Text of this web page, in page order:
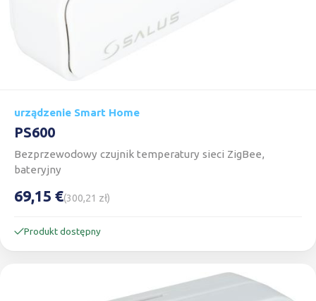
urządzenie Smart Home
PS600
Bezprzewodowy czujnik temperatury sieci ZigBee,
bateryjny
69,15 €(300,21 zł)
Produkt dostępny